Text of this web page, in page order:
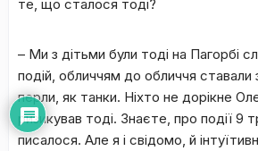
те, що сталося тоді?
– Ми з дітьми були тоді на Пагорбі
подій, обличчям до обличчя ставали
перли, як танки. Ніхто не дорікне
ризикував тоді. Знаєте, про події 9
писалося. Але я і свідомо, й